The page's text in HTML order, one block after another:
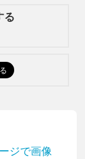
る
ジで画像